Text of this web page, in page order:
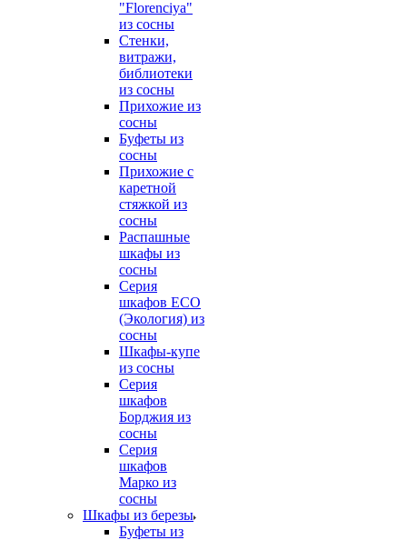
"Florenciya"
из сосны
Стенки,
витражи,
библиотеки
из сосны
Прихожие из
сосны
Буфеты из
сосны
Прихожие с
каретной
стяжкой из
сосны
Распашные
шкафы из
сосны
Серия
шкафов ECO
(Экология) из
сосны
Шкафы-купе
из сосны
Серия
шкафов
Борджия из
сосны
Серия
шкафов
Марко из
сосны
Шкафы из березы
Буфеты из